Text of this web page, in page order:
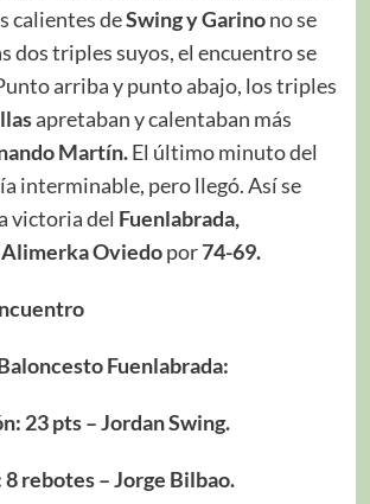
calientes deSwing y Garinono se
dos triples suyos, el encuentro se
arriba y punto abajo, los triples
apretaban y calentaban más
Martín.El último minuto del
interminable, pero llegó. Así se
victoria del Fuenlabrada,
Alimerka Oviedopor74-69.
Fuenlabrada:
23 pts – Jordan Swing.
rebotes – Jorge Bilbao.